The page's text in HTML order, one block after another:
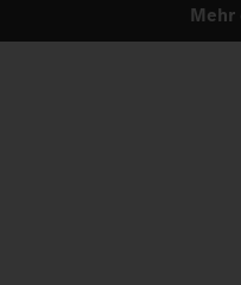
Mehr